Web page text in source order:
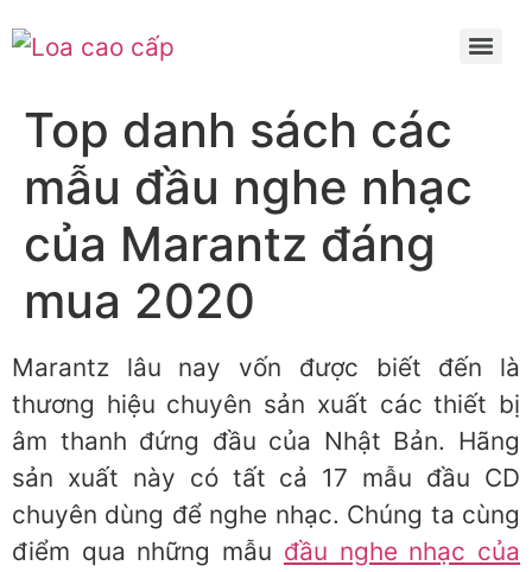
Top danh sách các
mẫu đầu nghe nhạc
của Marantz đáng
mua 2020
Marantz lâu nay vốn được biết đến là
thương hiệu chuyên sản xuất các thiết bị
âm thanh đứng đầu của Nhật Bản. Hãng
sản xuất này có tất cả 17 mẫu đầu CD
chuyên dùng để nghe nhạc. Chúng ta cùng
điểm qua những mẫu đầu nghe nhạc của